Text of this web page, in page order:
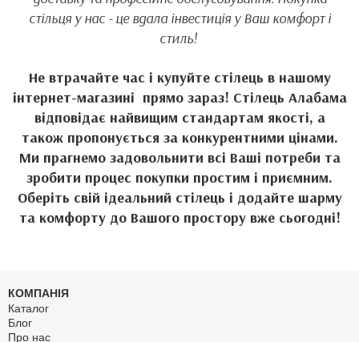
стільця у нас - це вдала інвестиція у Ваш комфорт і
стиль!
Не втрачайте час і купуйте стілець в нашому
інтернет-магазині прямо зараз! Стілець Алабама
відповідає найвищим стандартам якості, а
також пропонується за конкурентними цінами.
Ми прагнемо задовольнити всі Ваші потреби та
зробити процес покупки простим і приємним.
Оберіть свій ідеальний стілець і додайте шарму
та комфорту до Вашого простору вже сьогодні!
КОМПАНІЯ
Каталог
Блог
Про нас